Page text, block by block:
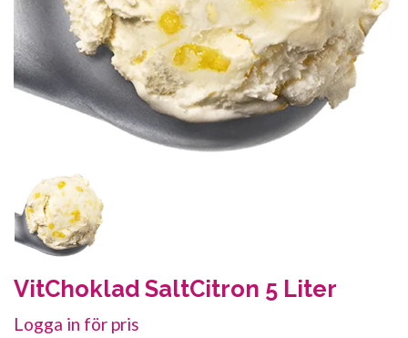
VitChoklad SaltCitron 5 Liter
Logga in för pris